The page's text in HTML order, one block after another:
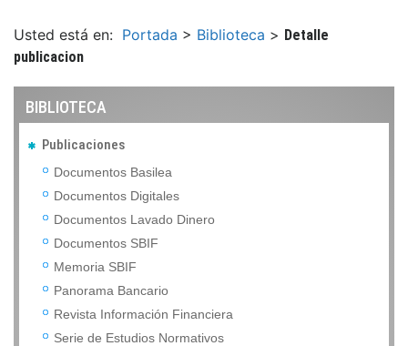
Usted está en: Portada > Biblioteca > Detalle
publicacion
BIBLIOTECA
Publicaciones
Documentos Basilea
Documentos Digitales
Documentos Lavado Dinero
Documentos SBIF
Memoria SBIF
Panorama Bancario
Revista Información Financiera
Serie de Estudios Normativos